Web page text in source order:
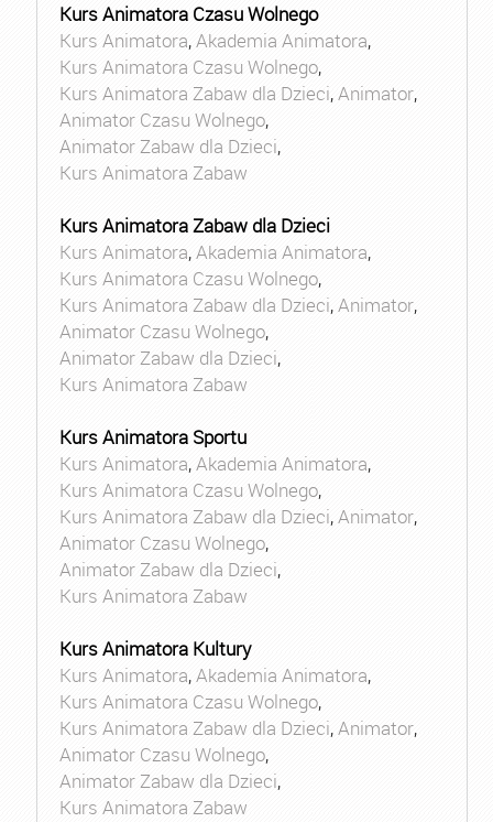
Kurs Animatora Czasu Wolnego
Kurs Animatora,Akademia Animatora,
Kurs Animatora Czasu Wolnego,
Kurs Animatora Zabaw dla Dzieci,Animator,
Animator Czasu Wolnego,
Animator Zabaw dla Dzieci,
Kurs Animatora Zabaw
Kurs Animatora Zabaw dla Dzieci
Kurs Animatora,Akademia Animatora,
Kurs Animatora Czasu Wolnego,
Kurs Animatora Zabaw dla Dzieci,Animator,
Animator Czasu Wolnego,
Animator Zabaw dla Dzieci,
Kurs Animatora Zabaw
Kurs Animatora Sportu
Kurs Animatora,Akademia Animatora,
Kurs Animatora Czasu Wolnego,
Kurs Animatora Zabaw dla Dzieci,Animator,
Animator Czasu Wolnego,
Animator Zabaw dla Dzieci,
Kurs Animatora Zabaw
Kurs Animatora Kultury
Kurs Animatora,Akademia Animatora,
Kurs Animatora Czasu Wolnego,
Kurs Animatora Zabaw dla Dzieci,Animator,
Animator Czasu Wolnego,
Animator Zabaw dla Dzieci,
Kurs Animatora Zabaw